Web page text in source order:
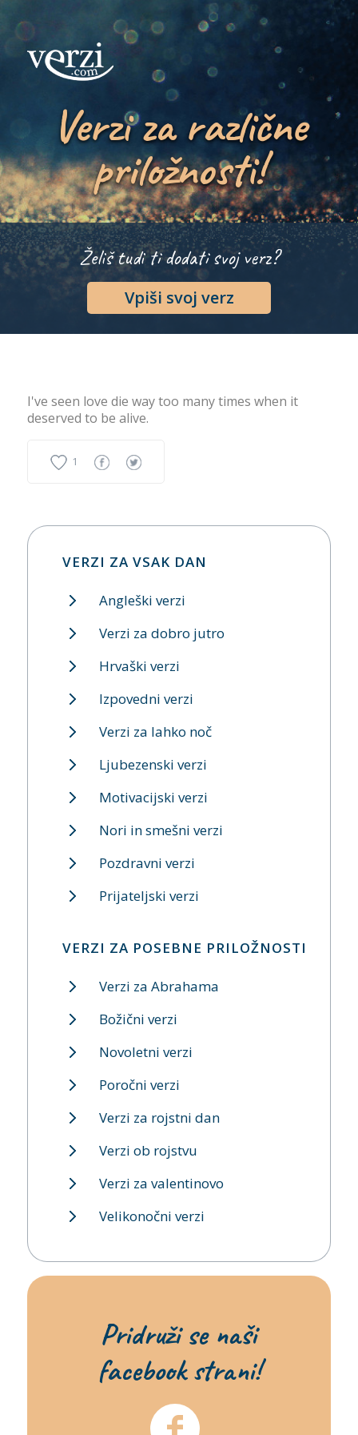
Verzi za različne
priložnosti!
Želiš tudi ti dodati svoj verz?
Vpiši svoj verz
I've seen love die way too many times when it
deserved to be alive.
1
VERZI ZA VSAK DAN
Angleški verzi
Verzi za dobro jutro
Hrvaški verzi
Izpovedni verzi
Verzi za lahko noč
Ljubezenski verzi
Motivacijski verzi
Nori in smešni verzi
Pozdravni verzi
Prijateljski verzi
VERZI ZA POSEBNE PRILOŽNOSTI
Verzi za Abrahama
Božični verzi
Novoletni verzi
Poročni verzi
Verzi za rojstni dan
Verzi ob rojstvu
Verzi za valentinovo
Velikonočni verzi
Pridruži se naši
facebook strani!